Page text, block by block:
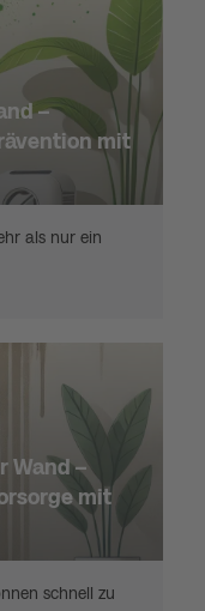
–
mit
als nur ein
Wand –
mit
schnell zu